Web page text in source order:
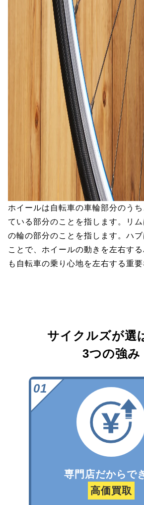
ホイールは自転車の車輪部分のう
ている部分のことを指します。リ
の輪の部分のことを指します。ハ
ことで、ホイールの動きを左右す
も自転車の乗り心地を左右する重要
サイクルズが選
3つの強み
専門店だからで
高価買取